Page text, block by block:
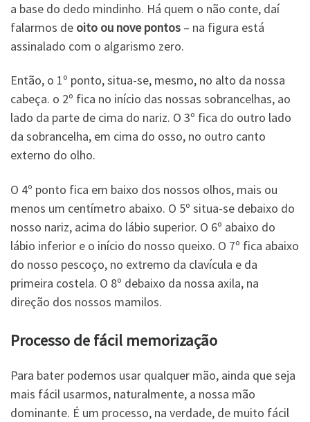
a base do dedo mindinho. Há quem o não conte, daí
falarmos de oito ou nove pontos – na figura está
assinalado com o algarismo zero.
Então, o 1º ponto, situa-se, mesmo, no alto da nossa
cabeça. o 2º fica no início das nossas sobrancelhas, ao
lado da parte de cima do nariz. O 3º fica do outro lado
da sobrancelha, em cima do osso, no outro canto
externo do olho.
O 4º ponto fica em baixo dos nossos olhos, mais ou
menos um centímetro abaixo. O 5º situa-se debaixo do
nosso nariz, acima do lábio superior. O 6º abaixo do
lábio inferior e o início do nosso queixo. O 7º fica abaixo
do nosso pescoço, no extremo da clavícula e da
primeira costela. O 8º debaixo da nossa axila, na
direção dos nossos mamilos.
Processo de fácil memorização
Para bater podemos usar qualquer mão, ainda que seja
mais fácil usarmos, naturalmente, a nossa mão
dominante. É um processo, na verdade, de muito fácil